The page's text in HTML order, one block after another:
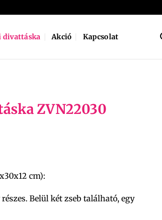
divattáska Akció Kapcsolat
ZVN22030
cm):
részes. Belül két zseb található, egy